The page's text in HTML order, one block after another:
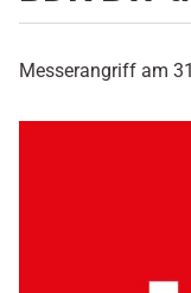
Messerangriff am